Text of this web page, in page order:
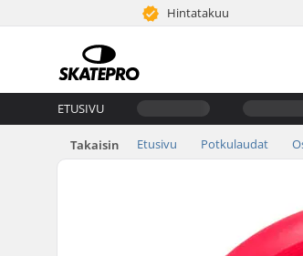
Hintatakuu
ETUSIVU
Takaisin Etusivu Potkulaudat